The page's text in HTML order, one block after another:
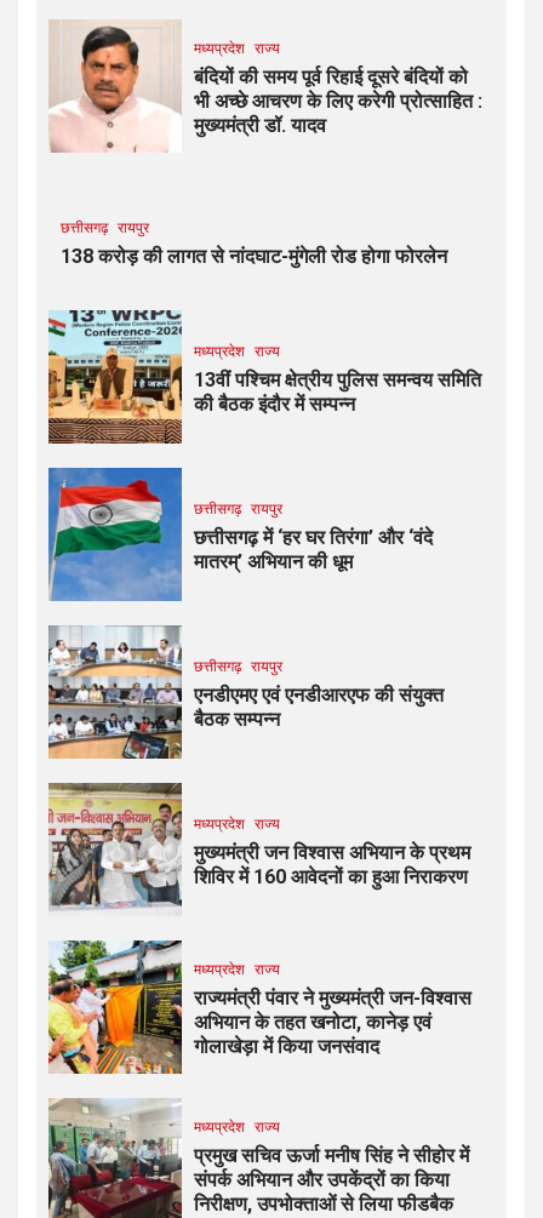
मध्यप्रदेश राज्य
बंदियों की समय पूर्व रिहाई दूसरे बंदियों को
भी अच्छे आचरण के लिए करेगी प्रोत्साहित :
मुख्यमंत्री डॉ. यादव
छत्तीसगढ़ रायपुर
138 करोड़ की लागत से नांदघाट-मुंगेली रोड होगा फोरलेन
मध्यप्रदेश राज्य
13वीं पश्चिम क्षेत्रीय पुलिस समन्वय समिति
की बैठक इंदौर में सम्पन्न
छत्तीसगढ़ रायपुर
छत्तीसगढ़ में ‘हर घर तिरंगा’ और ‘वंदे
मातरम्’ अभियान की धूम
छत्तीसगढ़ रायपुर
एनडीएमए एवं एनडीआरएफ की संयुक्त
बैठक सम्पन्न
मध्यप्रदेश राज्य
मुख्यमंत्री जन विश्वास अभियान के प्रथम
शिविर में 160 आवेदनों का हुआ निराकरण
मध्यप्रदेश राज्य
राज्यमंत्री पंवार ने मुख्यमंत्री जन-विश्वास
अभियान के तहत खनोटा, कानेड़ एवं
गोलाखेड़ा में किया जनसंवाद
मध्यप्रदेश राज्य
प्रमुख सचिव ऊर्जा मनीष सिंह ने सीहोर में
संपर्क अभियान और उपकेंद्रों का किया
निरीक्षण, उपभोक्ताओं से लिया फीडबैक